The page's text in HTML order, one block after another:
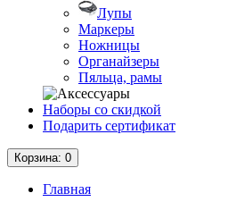
Лупы
Маркеры
Ножницы
Органайзеры
Пяльца, рамы
Наборы со скидкой
Подарить сертификат
Корзина: 0
Главная